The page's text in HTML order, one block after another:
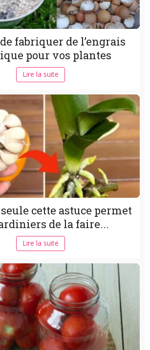
fabriquer de l’engrais
pour vos plantes
Lire la suite
cette astuce permet
de la faire...
Lire la suite